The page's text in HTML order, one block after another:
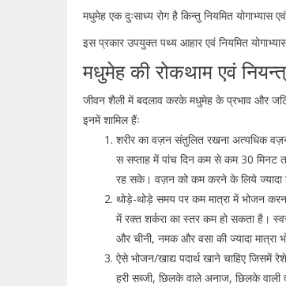
मधुमेह एक दुःसाध्य रोग है किन्तु नियमित
इस प्रकार उपयुक्त पथ्य आहार एवं नियमित
मधुमेह की रोकथाम एवं
जीवन शैली में बदलाव करके मधुमेह के प्रभाव और
इनमें शामिल हैंः
शरीर का वज़न संतुलित रखना अत्यधिक
स सप्ताह में पांच दिन कम से कम 30 मिनट
रह सके। वज़न को कम करने के लिये ज्यादा
थोड़े-थोड़े समय पर कम मात्रा में भोजन
में रक्त शर्करा का स्तर कम हो सकता है।
और चीनी, नमक और वसा की ज्यादा मात्रा
ऐसे भोजन/खाद्य पदार्थ खाने चाहिए जिसमें
हरी सब्जी, छिलके वाले अनाज, छिलके वाली